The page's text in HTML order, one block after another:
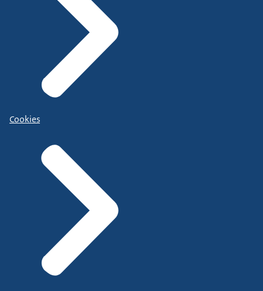
Cookies